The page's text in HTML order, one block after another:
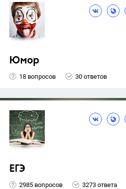
Юмор
18 вопросов 30 ответов
ЕГЭ
2985 вопросов 3273 ответа